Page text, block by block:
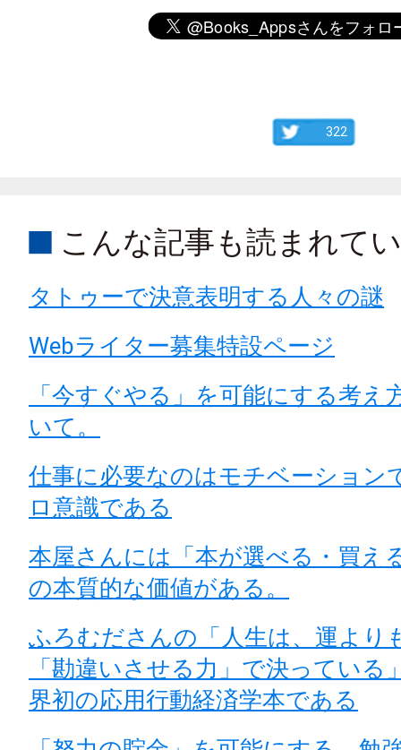
322
こんな記事も読まれて
タトゥーで決意表明する人々の謎
Webライター募集特設ページ
「今すぐやる」を可能にする考え
いて。
仕事に必要なのはモチベーション
ロ意識である
本屋さんには「本が選べる・買え
の本質的な価値がある。
ふろむださんの「人生は、運より
「勘違いさせる力」で決っている
界初の応用行動経済学本である